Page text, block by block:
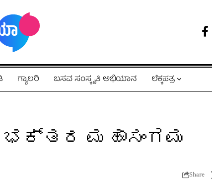
ಗ್ಯಾಲರಿ ಬಸವ ಸಂಸ್ಕೃತಿ ಅಭಿಯಾನ ಲೆಕ್ಕಪತ್ರ
ಮಹಾಸಂಗಮ
Share